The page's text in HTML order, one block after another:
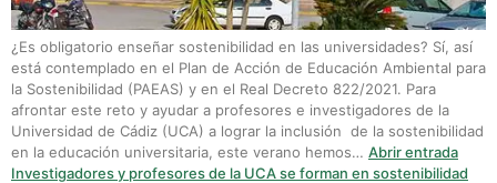
¿Es obligatorio enseñar sostenibilidad en las universidades? Sí, así
está contemplado en el Plan de Acción de Educación Ambiental para
la Sostenibilidad (PAEAS) y en el Real Decreto 822/2021. Para
afrontar este reto y ayudar a profesores e investigadores de la
Universidad de Cádiz (UCA) a lograr la inclusión de la sostenibilidad
en la educación universitaria, este verano hemos… Abrir entrada
Investigadores y profesores de la UCA se forman en sostenibilidad